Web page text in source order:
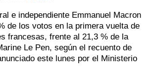
e independiente Emmanuel Macron
de los votos en la primera vuelta de
francesas, frente al 21,3 % de la
Le Pen, según el recuento de
este lunes por el Ministerio